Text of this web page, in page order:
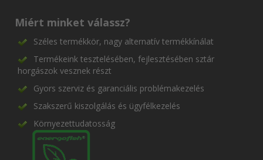
Miért minket válassz?
Széles termékkör, nagy alternatív termékkínálat
Termékeink tesztelésében, fejlesztésében sztár
horgászok vesznek részt
Gyors szerviz és garanciális problémakezelés
Szakszerű kiszolgálás és ügyfélkezelés
Környezettudatosság